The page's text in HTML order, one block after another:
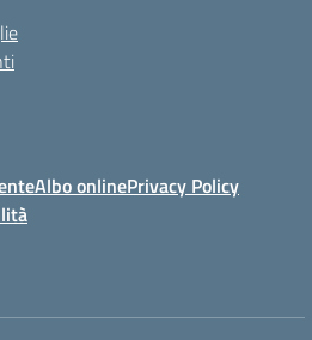
Albo onlinePrivacy Policy